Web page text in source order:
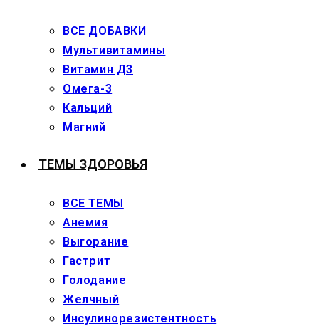
ВСЕ ДОБАВКИ
Мультивитамины
Витамин Д3
Омега-3
Кальций
Магний
ТЕМЫ ЗДОРОВЬЯ
ВСЕ ТЕМЫ
Анемия
Выгорание
Гастрит
Голодание
Желчный
Инсулинорезистентность